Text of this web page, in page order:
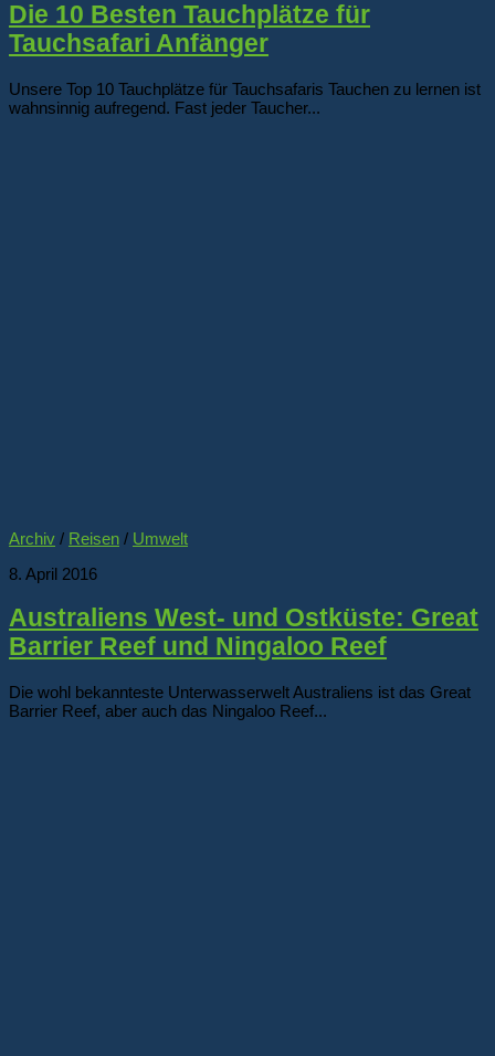
Die 10 Besten Tauchplätze für
Tauchsafari Anfänger
Unsere Top 10 Tauchplätze für Tauchsafaris Tauchen zu lernen ist
wahnsinnig aufregend. Fast jeder Taucher...
Archiv / Reisen / Umwelt
8. April 2016
Australiens West- und Ostküste: Great
Barrier Reef und Ningaloo Reef
Die wohl bekannteste Unterwasserwelt Australiens ist das Great
Barrier Reef, aber auch das Ningaloo Reef...